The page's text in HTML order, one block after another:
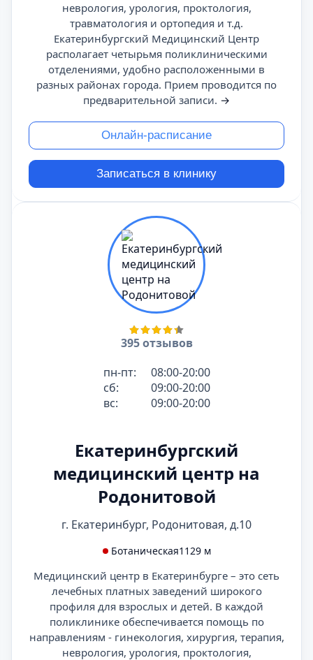
неврология, урология, проктология,
травматология и ортопедия и т.д.
Екатеринбургский Медицинский Центр
располагает четырьмя поликлиническими
отделениями, удобно расположенными в
разных районах города. Прием проводится по
предварительной записи. →
Онлайн-расписание
Записаться в клинику
395 отзывов
пн-пт:
08:00-20:00
сб:
09:00-20:00
вс:
09:00-20:00
Екатеринбургский
медицинский центр на
Родонитовой
г. Екатеринбург, Родонитовая, д.10
Ботаническая1129 м
Медицинский центр в Екатеринбурге – это сеть
лечебных платных заведений широкого
профиля для взрослых и детей. В каждой
поликлинике обеспечивается помощь по
направлениям - гинекология, хирургия, терапия,
неврология, урология, проктология,